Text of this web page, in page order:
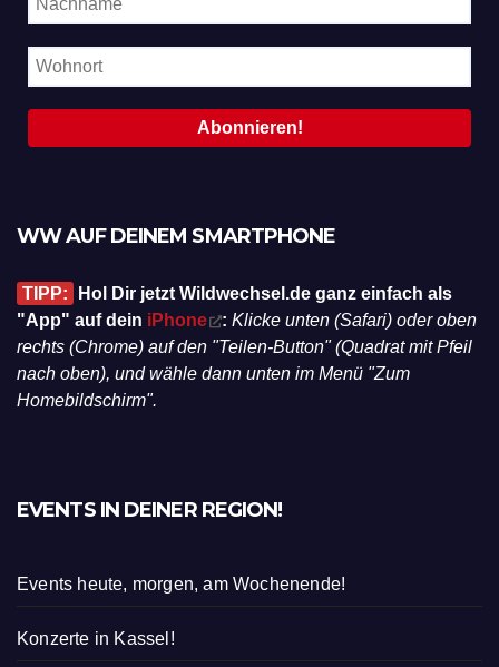
WW AUF DEINEM SMARTPHONE
TIPP:
Hol Dir jetzt Wildwechsel.de ganz einfach als
"App" auf dein iPhone : Klicke unten (Safari) oder oben
rechts (Chrome) auf den "Teilen-Button" (Quadrat mit Pfeil
nach oben), und wähle dann unten im Menü "Zum
Homebildschirm".
EVENTS IN DEINER REGION!
Events heute, morgen, am Wochenende!
Konzerte in Kassel!